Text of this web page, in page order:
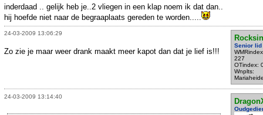
inderdaad .. gelijk heb je..2 vliegen in een klap noem ik dat dan..
hij hoefde niet naar de begraaplaats gereden te worden.....
24-03-2009 13:06:29
Senior lid
227
OTindex:
Wnplts:
Zo zie je maar weer drank maakt meer kapot dan dat je lief is!!!
24-03-2009 13:14:40